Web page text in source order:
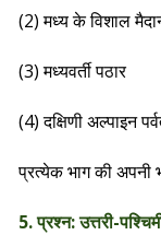
(2) मध्य के विशाल
(3) मध्यवर्ती पठार
(4) दक्षिणी अल्पाइन
प्रत्येक भाग की अपनी
5. प्रश्न: उत्तरी-